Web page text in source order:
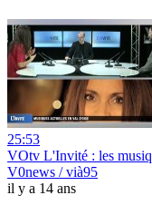
25:53
VOtv L'Invité : les
V0news / vià95
il y a 14 ans